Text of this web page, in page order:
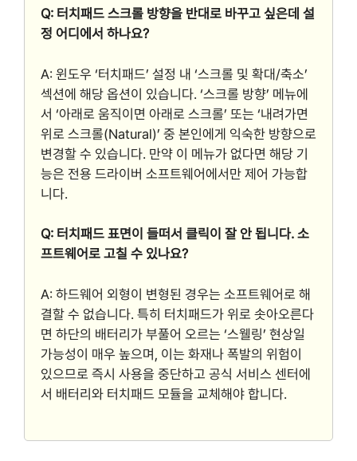
Q: 터치패드 스크롤 방향을 반대로 바꾸고 싶은데 설
정 어디에서 하나요?
A: 윈도우 ‘터치패드’ 설정 내 ‘스크롤 및 확대/축소’
섹션에 해당 옵션이 있습니다. ‘스크롤 방향’ 메뉴에
서 ‘아래로 움직이면 아래로 스크롤’ 또는 ‘내려가면
위로 스크롤(Natural)’ 중 본인에게 익숙한 방향으로
변경할 수 있습니다. 만약 이 메뉴가 없다면 해당 기
능은 전용 드라이버 소프트웨어에서만 제어 가능합
니다.
Q: 터치패드 표면이 들떠서 클릭이 잘 안 됩니다. 소
프트웨어로 고칠 수 있나요?
A: 하드웨어 외형이 변형된 경우는 소프트웨어로 해
결할 수 없습니다. 특히 터치패드가 위로 솟아오른다
면 하단의 배터리가 부풀어 오르는 ‘스웰링’ 현상일
가능성이 매우 높으며, 이는 화재나 폭발의 위험이
있으므로 즉시 사용을 중단하고 공식 서비스 센터에
서 배터리와 터치패드 모듈을 교체해야 합니다.